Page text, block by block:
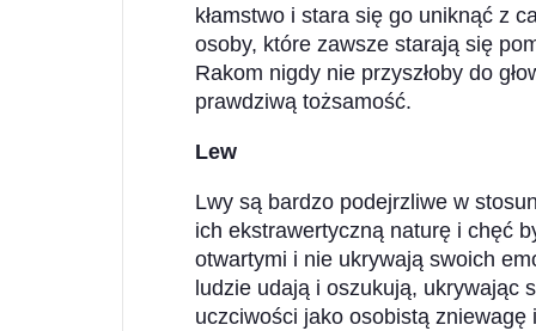
kłamstwo i stara się go uniknąć z
osoby, które zawsze starają się
Rakom nigdy nie przyszłoby do
prawdziwą tożsamość.
Lew
Lwy są bardzo podejrzliwe w
ich ekstrawertyczną naturę i chęć
otwartymi i nie ukrywają swoich
ludzie udają i oszukują, ukrywając
uczciwości jako osobistą zniewagę